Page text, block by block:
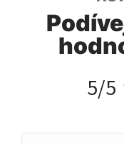
5/5